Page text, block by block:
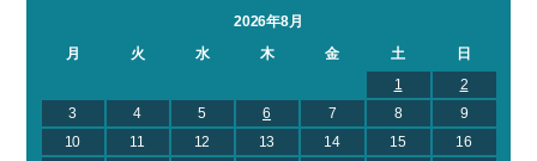
2026年8月
月
火 水 木 金 土
日
1
2
3
4 5 6 7 8
9
10
11 12 13 14 15
16